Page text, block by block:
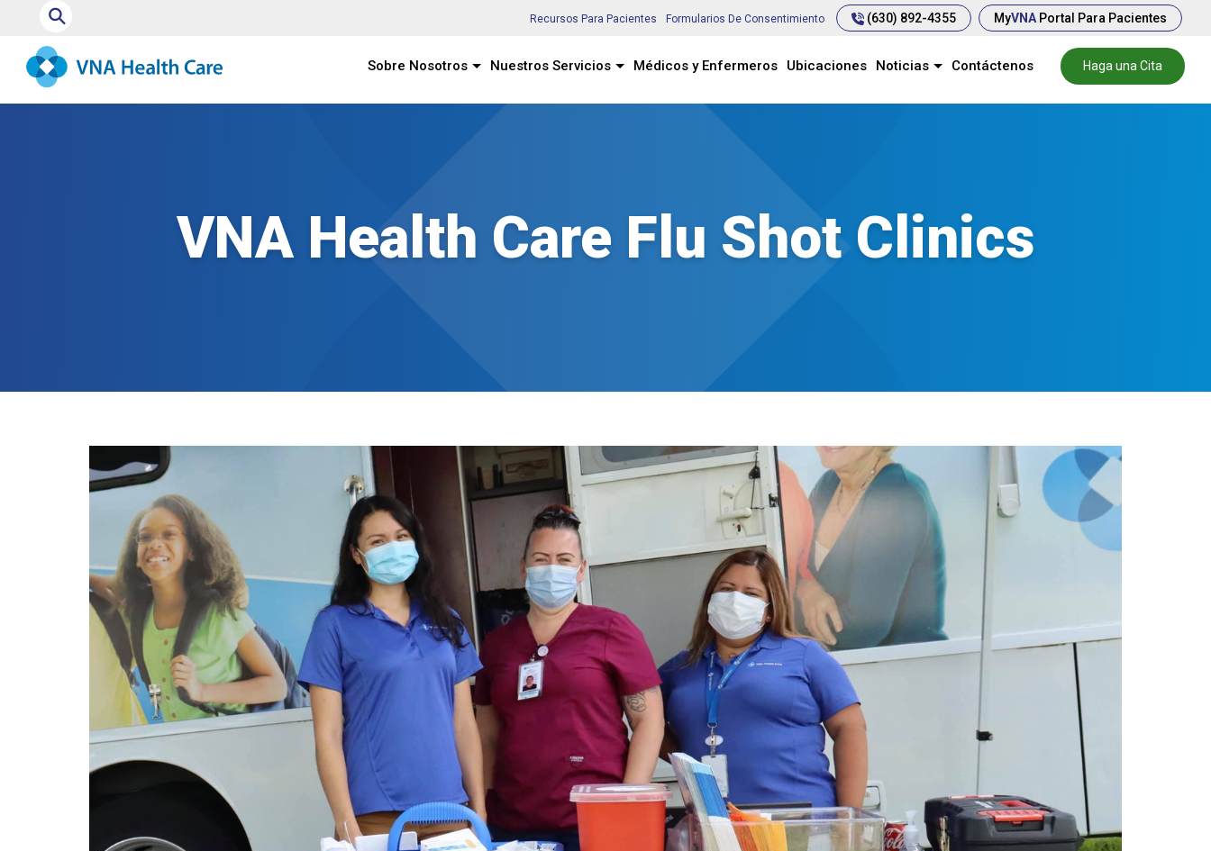
⚲ Recursos Para Pacientes Formularios De Consentimiento (630) 892-4355 MyVNA Portal Para Pacientes
Sobre Nosotros Nuestros Servicios Médicos y Enfermeros Ubicaciones Noticias Contáctenos Haga una Cita
VNA Health Care Flu Shot Clinics